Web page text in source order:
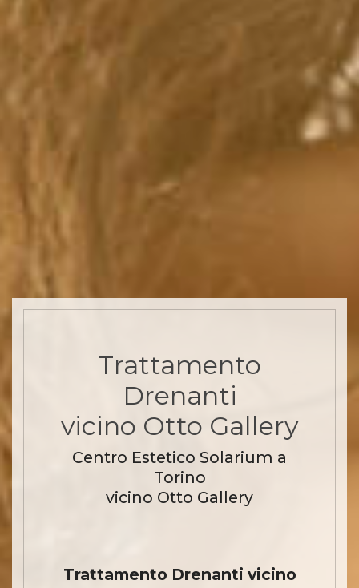
Trattamento
Drenanti
vicino Otto Gallery
Centro Estetico Solarium a
Torino
vicino Otto Gallery
Trattamento Drenanti vicino